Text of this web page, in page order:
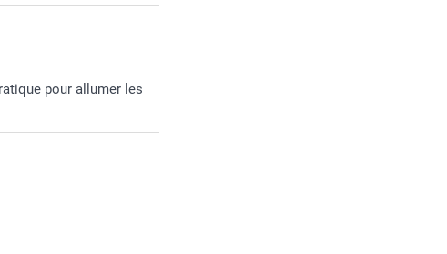
appréciez vos
pour allumer les